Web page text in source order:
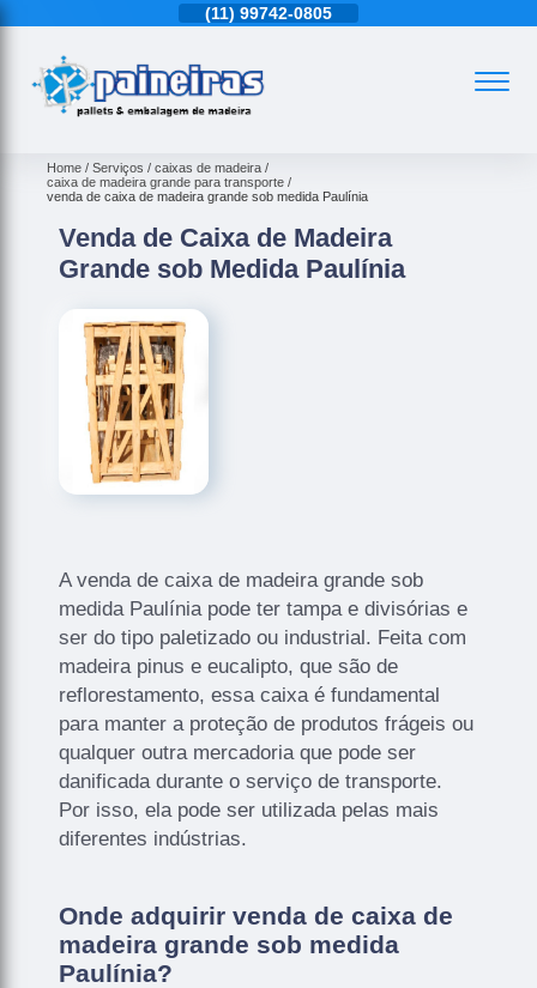
(11) 99742-0805
Home Serviços
caixas de madeira
caixa de madeira grande para transporte
venda de caixa de madeira grande sob medida Paulínia
Venda de Caixa de Madeira
Grande sob Medida Paulínia
A venda de caixa de madeira grande sob
medida Paulínia pode ter tampa e divisórias e
ser do tipo paletizado ou industrial. Feita com
madeira pinus e eucalipto, que são de
reflorestamento, essa caixa é fundamental
para manter a proteção de produtos frágeis ou
qualquer outra mercadoria que pode ser
danificada durante o serviço de transporte.
Por isso, ela pode ser utilizada pelas mais
diferentes indústrias.
Onde adquirir venda de caixa de
madeira grande sob medida
Paulínia?